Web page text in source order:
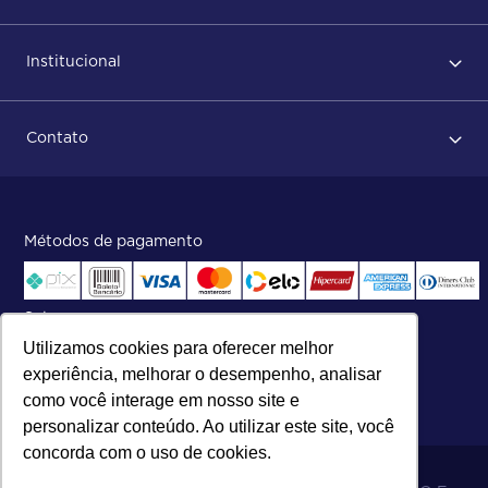
Utilizamos cookies para oferecer melhor
experiência, melhorar o desempenho, analisar
como você interage em nosso site e
personalizar conteúdo. Ao utilizar este site, você
concorda com o uso de cookies.
Após conclusão do pedido
Status do pedido e acompanhamento da entrega
Institucional
ISO
Contato
Central de atendimento:
Telefone:(27) 2121-9000
Segunda a Sexta das 8h às 17h30
Métodos de pagamento
Selos